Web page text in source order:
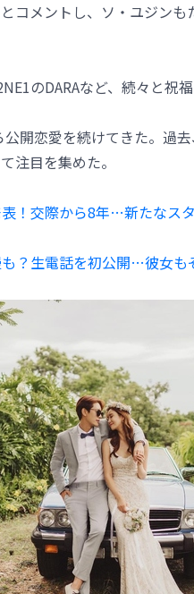
コメントし、ソ・ユジン
のDARAなど、続々と祝
開恋愛を続けてきた。過
注目を集めた。
！交際から8年…新たなス
？生電話を初公開…彼女も